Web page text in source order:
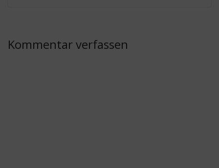
Kommentar verfassen